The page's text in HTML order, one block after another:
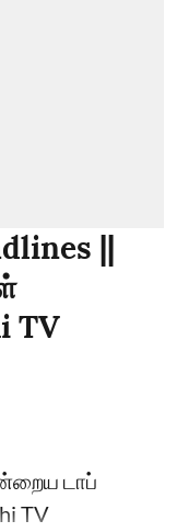
||
TV
டாப்
TV